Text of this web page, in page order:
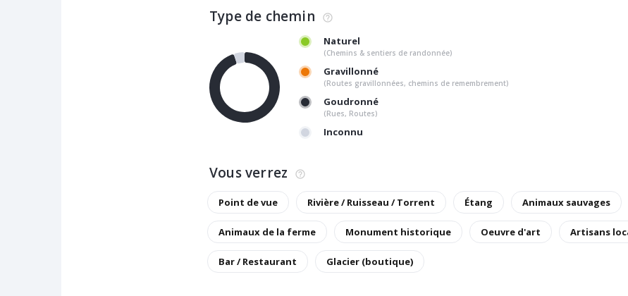
Type de chemin
Naturel
(Chemins & sentiers de randonnée)
Gravillonné
(Routes gravillonnées, chemins de remembrement)
Goudronné
(Rues, Routes)
Inconnu
Vous verrez
Point de vue Rivière / Ruisseau / Torrent Étang Animaux sauvages
Animaux de la ferme Monument historique Oeuvre d'art Artisans
Bar / Restaurant Glacier (boutique)